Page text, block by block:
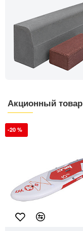
Акционный товар
-20 %